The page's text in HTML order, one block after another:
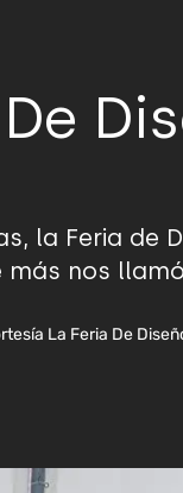
la Feria de
nos
La Feria De